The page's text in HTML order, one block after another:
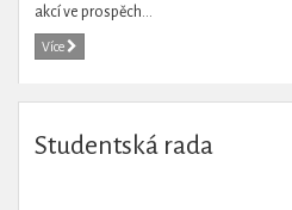
akcí ve prospěch...
Více
Studentská rada